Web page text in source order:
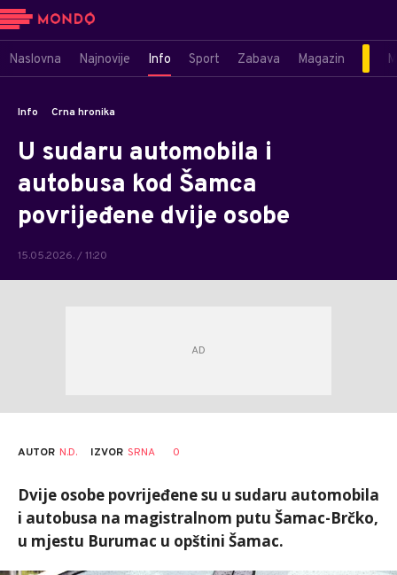
Naslovna Najnovije Info Sport Zabava Magazin
Info Crna hronika
U sudaru automobila i
autobusa kod Šamca
povrijeđene dvije osobe
15.05.2026. / 11:20
AUTOR N.D. IZVOR SRNA 0
Dvije osobe povrijeđene su u sudaru automobila
i autobusa na magistralnom putu Šamac-Brčko,
u mjestu Burumac u opštini Šamac.